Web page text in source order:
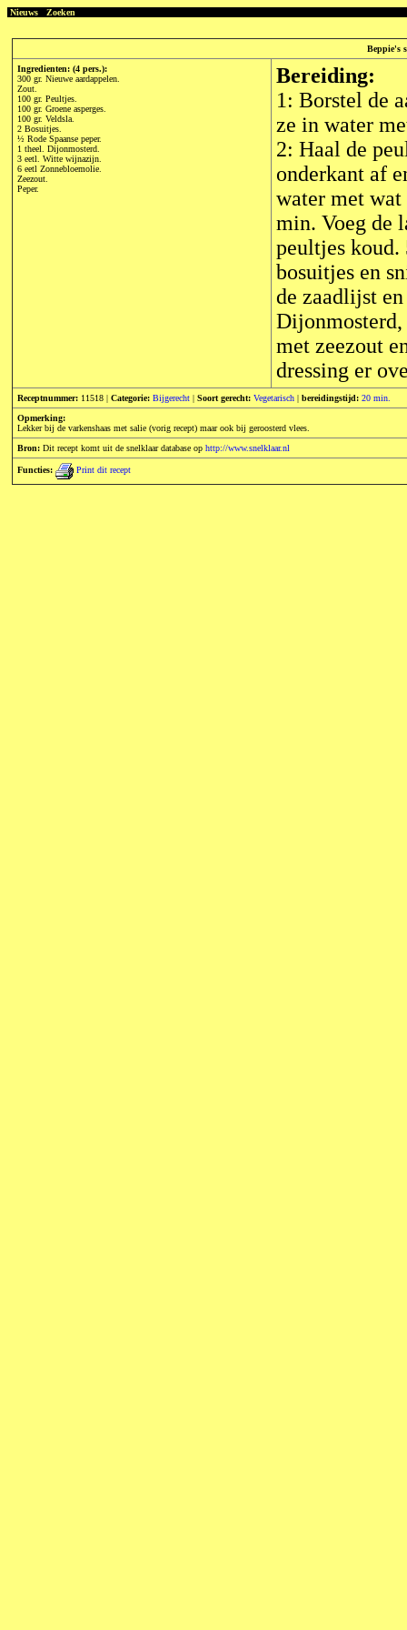
Nieuws Zoeken
Beppie's
Ingredienten: (4 pers.):
300 gr. Nieuwe aardappelen.
Zout.
100 gr. Peultjes.
100 gr. Groene asperges.
100 gr. Veldsla.
2 Bosuitjes.
½ Rode Spaanse peper.
1 theel. Dijonmosterd.
3 eetl. Witte wijnazijn.
6 eetl Zonnebloemolie.
Zeezout.
Peper.
Bereiding:
1: Borstel de
ze in water
2: Haal de
onderkant af
water met wat
min. Voeg de
peultjes koud.
bosuitjes en
de zaadlijst
met zeezout
dressing er
Receptnummer: 11518 | Categorie: Bijgerecht | Soort gerecht: Vegetarisch | bereidingstijd: 20 min.
Opmerking:
Lekker bij de varkenshaas met salie (vorig recept) maar ook bij geroosterd vlees.
Bron: Dit recept komt uit de snelklaar database op http://www.snelklaar.nl
Functies: Print dit recept